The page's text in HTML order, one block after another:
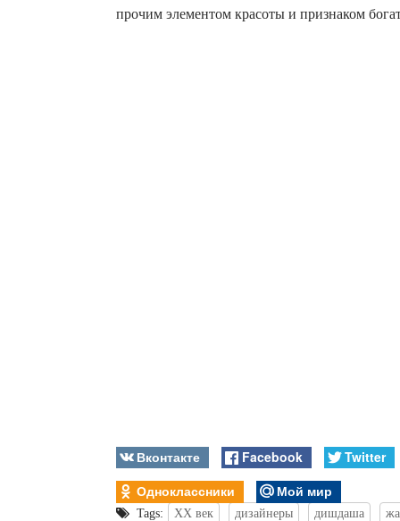
прочим элементом красоты и признаком
Вконтакте Facebook
Twitter
Одноклассники
Мой мир
Tags: XX век дизайнеры дишдаша